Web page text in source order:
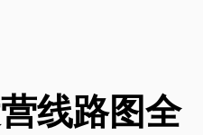
线路图全